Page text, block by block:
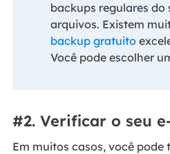
backups regulares do
arquivos. Existem
backup gratuito
Você pode escolher
#2. Verificar o seu
Em muitos casos, você